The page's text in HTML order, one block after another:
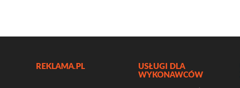
REKLAMA.PL USŁUGI DLA
WYKONAWCÓW